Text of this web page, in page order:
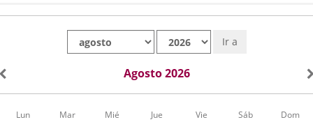
Ir a
Agosto 2026
Calendario
Lun Mar Mié Jue Vie Sáb Dom